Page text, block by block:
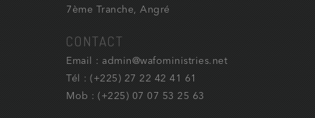
7ème Tranche, Angré
CONTACT
Email : admin@wafoministries.net
Tél : (+225) 27 22 42 41 61
Mob : (+225) 07 07 53 25 63